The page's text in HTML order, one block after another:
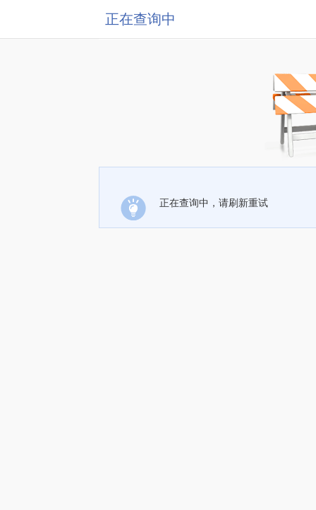
正在查询中
正在查询中，请刷新重试